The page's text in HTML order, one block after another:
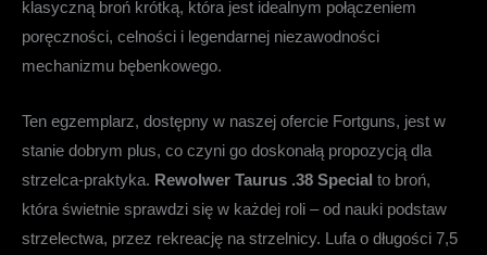
klasyczną broń krótką, która jest idealnym połączeniem
poręczności, celności i legendarnej niezawodności
mechanizmu bębenkowego.
Ten egzemplarz, dostępny w naszej ofercie Fortguns, jest w
stanie dobrym plus, co czyni go doskonałą propozycją dla
strzelca-praktyka. Rewolwer Taurus .38 Special to broń,
która świetnie sprawdzi się w każdej roli – od nauki podstaw
strzelectwa, przez rekreację na strzelnicy. Lufa o długości 7,5